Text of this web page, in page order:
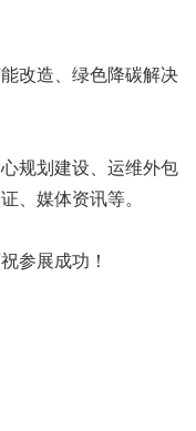
改造、绿色降碳解决
规划建设、运维外包
、媒体资讯等。
参展成功！